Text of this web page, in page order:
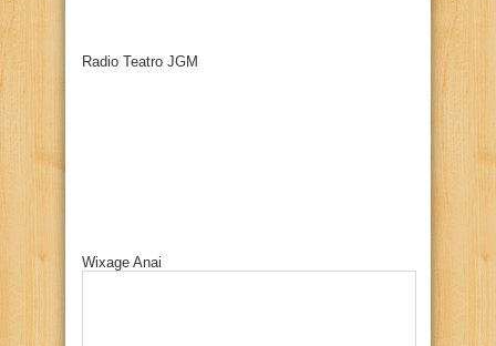
Radio Teatro JGM
Wixage Anai